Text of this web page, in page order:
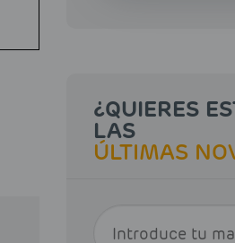
¿QUIERES
LAS
ÚLTIMAS